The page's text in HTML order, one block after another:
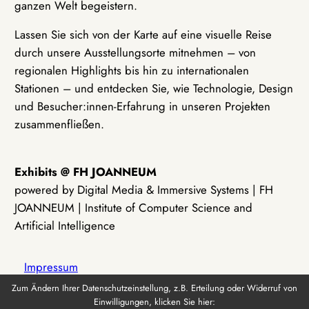
ganzen Welt begeistern.
Lassen Sie sich von der Karte auf eine visuelle Reise
durch unsere Ausstellungsorte mitnehmen – von
regionalen Highlights bis hin zu internationalen
Stationen – und entdecken Sie, wie Technologie, Design
und Besucher:innen-Erfahrung in unseren Projekten
zusammenfließen.
Exhibits @ FH JOANNEUM
powered by Digital Media & Immersive Systems | FH
JOANNEUM | Institute of Computer Science and
Artificial Intelligence
Impressum
Zum Ändern Ihrer Datenschutzeinstellung, z.B. Erteilung oder Widerruf von
Einwilligungen, klicken Sie hier: